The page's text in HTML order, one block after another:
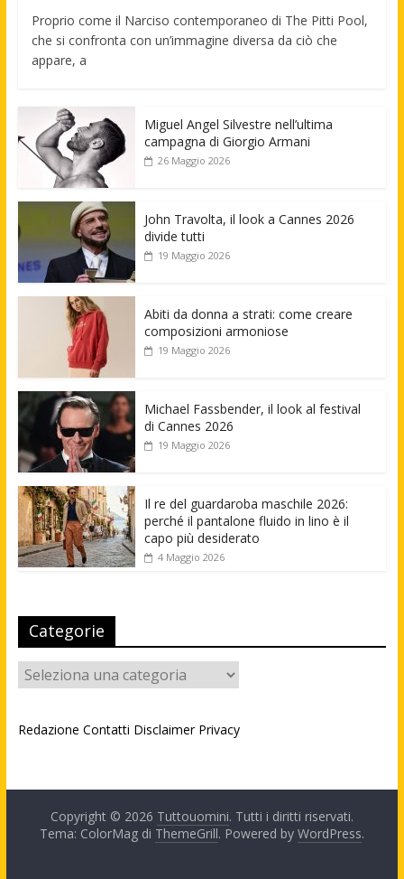
Proprio come il Narciso contemporaneo di The Pitti Pool,
che si confronta con un’immagine diversa da ciò che
appare, a
Miguel Angel Silvestre nell’ultima
campagna di Giorgio Armani
26 Maggio 2026
John Travolta, il look a Cannes 2026
divide tutti
19 Maggio 2026
Abiti da donna a strati: come creare
composizioni armoniose
19 Maggio 2026
Michael Fassbender, il look al festival
di Cannes 2026
19 Maggio 2026
Il re del guardaroba maschile 2026:
perché il pantalone fluido in lino è il
capo più desiderato
4 Maggio 2026
Categorie
Categorie
Redazione Contatti Disclaimer Privacy
Copyright © 2026 Tuttouomini. Tutti i diritti riservati.
Tema: ColorMag di ThemeGrill. Powered by WordPress.